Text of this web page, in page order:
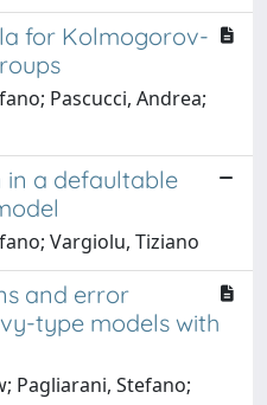
for Kolmogorov-
Pascucci, Andrea;
in a defaultable
Vargiolu, Tiziano
and error
type models with
Pagliarani, Stefano;